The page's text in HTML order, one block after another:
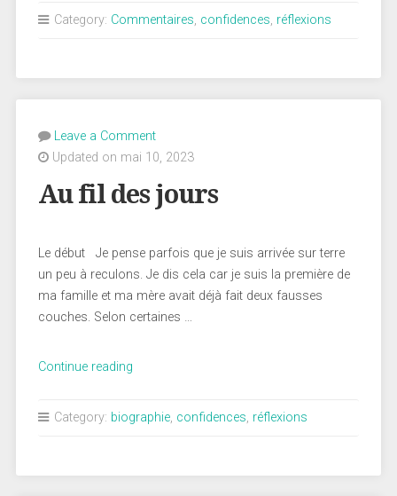
Category: Commentaires, confidences, réflexions
Leave a Comment
Updated on mai 10, 2023
Au fil des jours
Le début Je pense parfois que je suis arrivée sur terre
un peu à reculons. Je dis cela car je suis la première de
ma famille et ma mère avait déjà fait deux fausses
couches. Selon certaines …
Continue reading« Au
Category: biographie, confidences, réflexions